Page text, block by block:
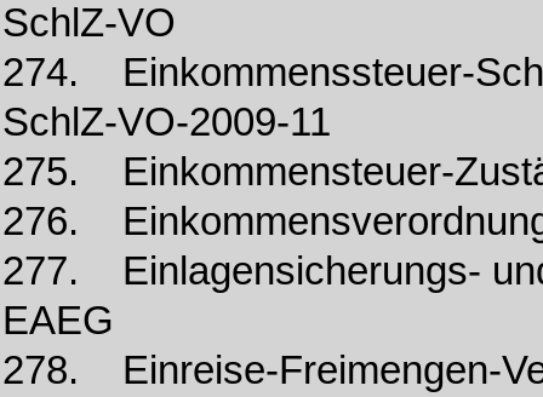
SchlZ-VO
274. Einkommenssteuer-
SchlZ-VO-2009-11
275. Einkommensteuer-
276.
277. Einlagensicherungs-
EAEG
278. Einreise-Freimengen-